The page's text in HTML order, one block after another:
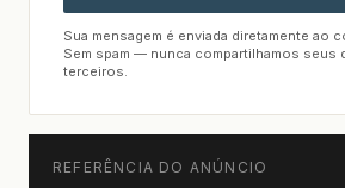
Sua mensagem é enviada diretamente ao
Sem spam — nunca compartilhamos seus
terceiros.
REFERÊNCIA DO ANÚNCIO